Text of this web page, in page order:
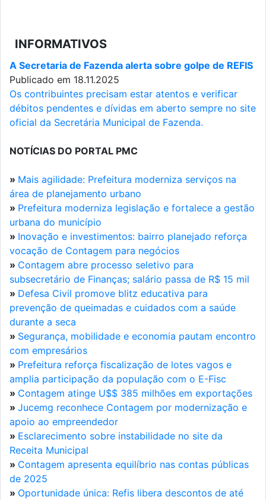
INFORMATIVOS
A Secretaria de Fazenda alerta sobre golpe de REFIS
Publicado em 18.11.2025
Os contribuintes precisam estar atentos e verificar
débitos pendentes e dívidas em aberto sempre no site
oficial da Secretária Municipal de Fazenda.
NOTÍCIAS DO PORTAL PMC
» Mais agilidade: Prefeitura moderniza serviços na
área de planejamento urbano
» Prefeitura moderniza legislação e fortalece a gestão
urbana do município
» Inovação e investimentos: bairro planejado reforça
vocação de Contagem para negócios
» Contagem abre processo seletivo para
subsecretário de Finanças; salário passa de R$ 15 mil
» Defesa Civil promove blitz educativa para
prevenção de queimadas e cuidados com a saúde
durante a seca
» Segurança, mobilidade e economia pautam encontro
com empresários
» Prefeitura reforça fiscalização de lotes vagos e
amplia participação da população com o E-Fisc
» Contagem atinge U$$ 385 milhões em exportações
» Jucemg reconhece Contagem por modernização e
apoio ao empreendedor
» Esclarecimento sobre instabilidade no site da
Receita Municipal
» Contagem apresenta equilíbrio nas contas públicas
de 2025
» Oportunidade única: Refis libera descontos de até